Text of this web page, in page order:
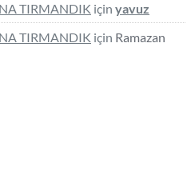
TIRMANDIK için yavuz
TIRMANDIK için Ramazan